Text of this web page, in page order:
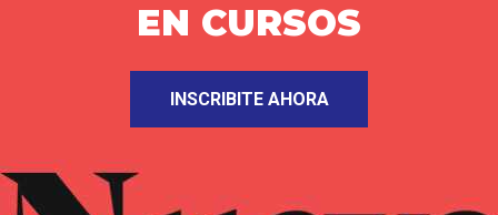
EN CURSOS
INSCRIBITE AHORA